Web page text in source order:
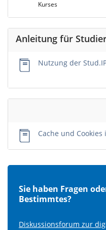
Kurses
Anleitung für
Nutzung der
Cache und
Sie haben Fragen
Bestimmtes?
Diskussionsforum zur